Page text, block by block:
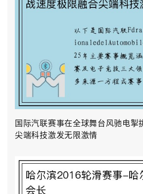
国际汽联赛事在全球舞台风驰电掣
尖端科技激发无限激情